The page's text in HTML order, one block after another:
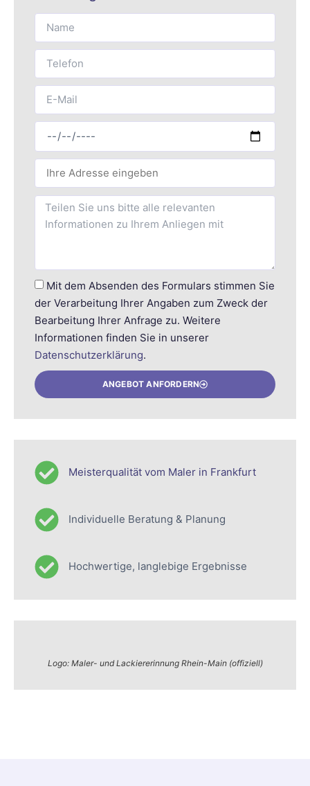
Mit dem Absenden des Formulars stimmen Sie
der Verarbeitung Ihrer Angaben zum Zweck der
Bearbeitung Ihrer Anfrage zu. Weitere
Informationen finden Sie in unserer
Datenschutzerklärung.
ANGEBOT ANFORDERN
Meisterqualität vom Maler in Frankfurt
Individuelle Beratung & Planung
Hochwertige, langlebige Ergebnisse
Logo: Maler- und Lackiererinnung Rhein-Main (offiziell)